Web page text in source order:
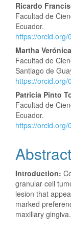
Ricardo
Facultad de
Ecuador.
https://
Martha
Facultad de
Santiago de
https://
Patricia Pinto
Facultad de
Ecuador.
https://
Abstract
Introduction:
granular cell
lesion that
marked
maxillary gingiva.